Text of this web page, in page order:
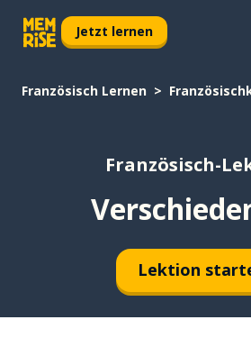
Jetzt lernen
Französisch Lernen
Französisch-
Lektion